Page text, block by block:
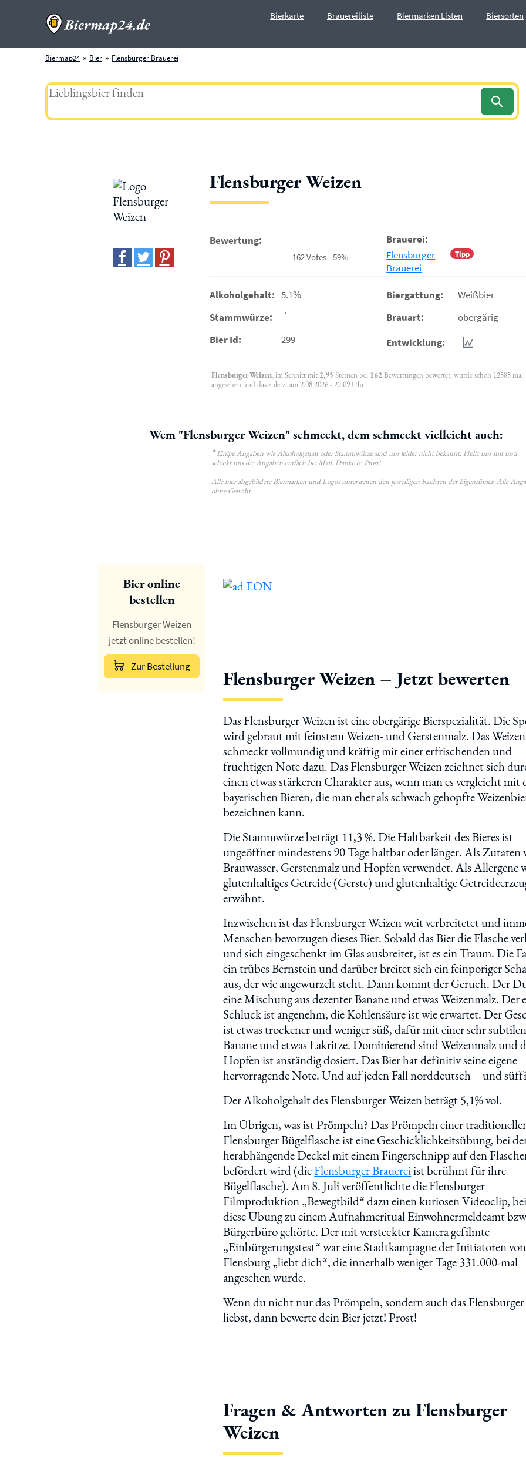
Bierkarte Brauereiliste Biermarken Listen Biersorten
Biermap24 Bier Flensburger Brauerei
Flensburger Weizen
Bewertung:
162 Votes - 59%
Brauerei:
Tipp
Flensburger
Brauerei
Alkoholgehalt: 5.1%
Stammwürze:
-*
Bier Id: 299
Biergattung:
Weißbier
Brauart:
obergärig
Entwicklung:
Flensburger Weizen, im Schnitt mit 2,95 Sternen bei 162Bewertungen bewertet, wurde schon 12585 mal
angesehen und das zuletzt am 2.08.2026 - 22:09 Uhr!
Wem "Flensburger Weizen" schmeckt, dem schmeckt vielleicht auch:
*Einige Angaben wie Alkoholgehalt oder Stammwürze sind uns leider nicht bekannt. Helft uns mit und
schickt uns die Angaben einfach bei Mail. Danke & Prost!
Alle hier abgebildete Biermarken und Logos unterstehen den jeweiligen Rechten der Eigentümer. Alle
ohne Gewähr.
Bier online
bestellen
Flensburger Weizen
jetzt online bestellen!
Zur Bestellung
Flensburger Weizen – Jetzt bewerten
Das Flensburger Weizen ist eine obergärige Bierspezialität. Die
wird gebraut mit feinstem Weizen- und Gerstenmalz. Das Weizen
schmeckt vollmundig und kräftig mit einer erfrischenden und
fruchtigen Note dazu. Das Flensburger Weizen zeichnet sich
einen etwas stärkeren Charakter aus, wenn man es vergleicht mit
bayerischen Bieren, die man eher als schwach gehopfte
bezeichnen kann.
Die Stammwürze beträgt 11,3 %. Die Haltbarkeit des Bieres ist
ungeöffnet mindestens 90 Tage haltbar oder länger. Als Zutaten
Brauwasser, Gerstenmalz und Hopfen verwendet. Als Allergene
glutenhaltiges Getreide (Gerste) und glutenhaltige
erwähnt.
Inzwischen ist das Flensburger Weizen weit verbreitetet und
Menschen bevorzugen dieses Bier. Sobald das Bier die Flasche
und sich eingeschenkt im Glas ausbreitet, ist es ein Traum. Die
ein trübes Bernstein und darüber breitet sich ein feinporiger
aus, der wie angewurzelt steht. Dann kommt der Geruch. Der
eine Mischung aus dezenter Banane und etwas Weizenmalz. Der
Schluck ist angenehm, die Kohlensäure ist wie erwartet. Der
ist etwas trockener und weniger süß, dafür mit einer sehr subtilen
Banane und etwas Lakritze. Dominierend sind Weizenmalz und
Hopfen ist anständig dosiert. Das Bier hat definitiv seine eigene
hervorragende Note. Und auf jeden Fall norddeutsch – und
Der Alkoholgehalt des Flensburger Weizen beträgt 5,1% vol.
Im Übrigen, was ist Prömpeln? Das Prömpeln einer
Flensburger Bügelflasche ist eine Geschicklichkeitsübung, bei
herabhängende Deckel mit einem Fingerschnipp auf den
befördert wird (dieFlensburger Brauereiist berühmt für ihre
Bügelflasche). Am 8. Juli veröffentlichte die Flensburger
Filmproduktion „Bewegtbild“ dazu einen kuriosen Videoclip,
diese Übung zu einem Aufnahmeritual Einwohnermeldeamt
Bürgerbüro gehörte. Der mit versteckter Kamera gefilmte
„Einbürgerungstest“ war eine Stadtkampagne der Initiatoren von
Flensburg „liebt dich“, die innerhalb weniger Tage 331.000-mal
angesehen wurde.
Wenn du nicht nur das Prömpeln, sondern auch das Flensburger
liebst, dann bewerte dein Bier jetzt! Prost!
Fragen & Antworten zu Flensburger
Weizen